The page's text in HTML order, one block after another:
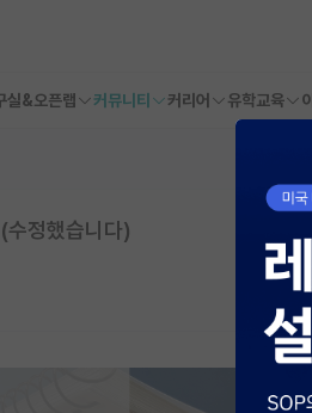
실&오픈랩 커뮤니티 커리어 유학교육
수정했습니다)